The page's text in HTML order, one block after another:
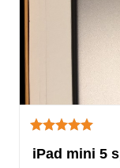
iPad mini 5